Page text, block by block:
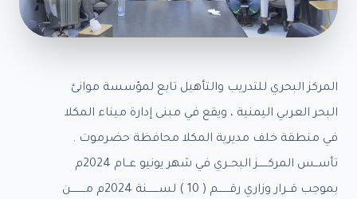
المركز البحري للتدريب والتأهيل تابع لمؤسسة موانئ
البحر العربي اليمنية ، ويقع في مبنى إدارة ميناء المكلا
في منطقة خلف مديرية المكلا محافظة حضرموت .
تأســس المركــــــز البحــري في شهر يونيو عــام 2024م
بموجب قــرار وزاري رقـــــــم ( 10 ) لســـــــنة 2024م مـــــــــن